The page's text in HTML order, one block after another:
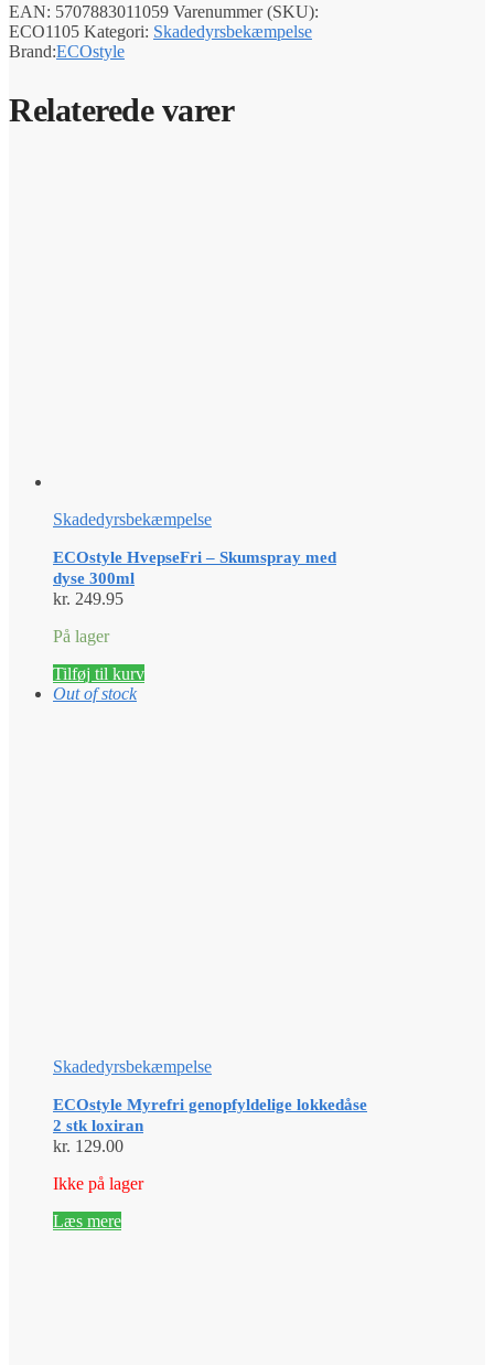
EAN: 5707883011059 Varenummer (SKU):
ECO1105 Kategori: Skadedyrsbekæmpelse
Brand:ECOstyle
Relaterede varer
Skadedyrsbekæmpelse
ECOstyle HvepseFri – Skumspray med
dyse 300ml
kr. 249.95
På lager
Tilføj til kurv
Out of stock
Skadedyrsbekæmpelse
ECOstyle Myrefri genopfyldelige lokkedåse
2 stk loxiran
kr. 129.00
Ikke på lager
Læs mere